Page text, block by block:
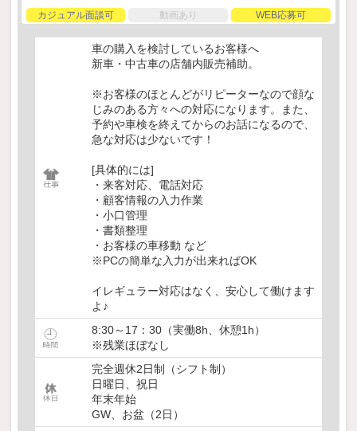
カジュアル面談可 動画あり WEB応募可
車の購入を検討しているお客様へ
新車・中古車の店舗内販売補助。
※お客様のほとんどがリピーターなので顔な
じみのある方々への対応になります。また、
予約や車検を終えてからのお話になるので、
急な対応は少ないです！
[具体的には]
・来客対応、電話対応
・顧客情報の入力作業
・小口管理
・書類整理
・お客様の車移動 など
※PCの簡単な入力が出来ればOK
イレギュラー対応はなく、安心して働けます
よ♪
8:30～17：30（実働8h、休憩1h）
※残業ほぼなし
完全週休2日制（シフト制）
日曜日、祝日
年末年始
GW、お盆（2日）